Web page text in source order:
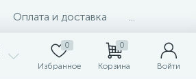
Оплата и доставка
0
Избранное
0
Корзина Войти